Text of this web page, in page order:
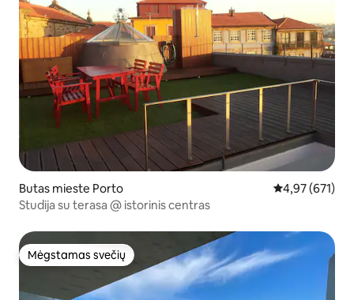
Butas mieste Porto Vidutinis
4,97 (671)
Studija su terasa @ istorinis centras
Mėgstamas svečių
Mėgstamas svečių